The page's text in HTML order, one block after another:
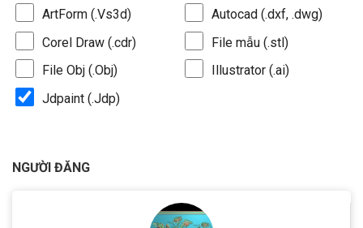
ArtForm (.Vs3d)
Autocad (.dxf, .dwg)
Corel Draw (.cdr)
File mẫu (.stl)
File Obj (.Obj)
Illustrator (.ai)
Jdpaint (.Jdp)
NGƯỜI ĐĂNG